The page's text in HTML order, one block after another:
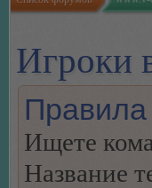
Игроки
Ищете
Название